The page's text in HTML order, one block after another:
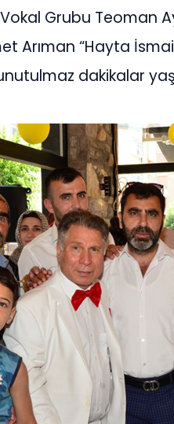
Grubu Teoman
Arıman “Hayta
dakikalar